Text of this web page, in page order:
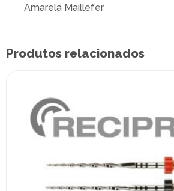
Amarela Maillefer
Produtos relacionados